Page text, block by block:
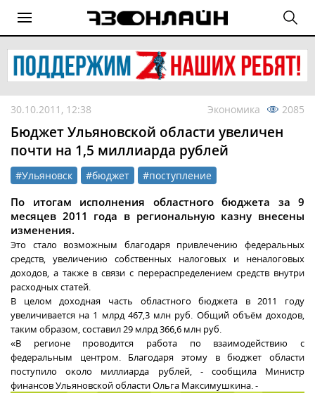
30.10.2011, 12:38 Экономика 2085
Бюджет Ульяновской области увеличен
почти на 1,5 миллиарда рублей
#Ульяновск #бюджет #поступление
По итогам исполнения областного бюджета за 9
месяцев 2011 года в региональную казну внесены
изменения.
Это стало возможным благодаря привлечению федеральных
средств, увеличению собственных налоговых и неналоговых
доходов, а также в связи с перераспределением средств внутри
расходных статей.
В целом доходная часть областного бюджета в 2011 году
увеличивается на 1 млрд 467,3 млн руб. Общий объём доходов,
таким образом, составил 29 млрд 366,6 млн руб.
«В регионе проводится работа по взаимодействию с
федеральным центром. Благодаря этому в бюджет области
поступило около миллиарда рублей, - сообщила Министр
финансов Ульяновской области Ольга Максимушкина. -